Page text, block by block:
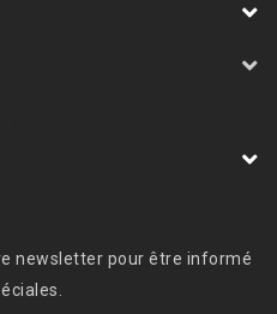
newsletter pour être informé